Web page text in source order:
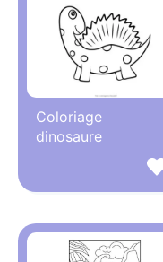
Coloriage
dinosaure